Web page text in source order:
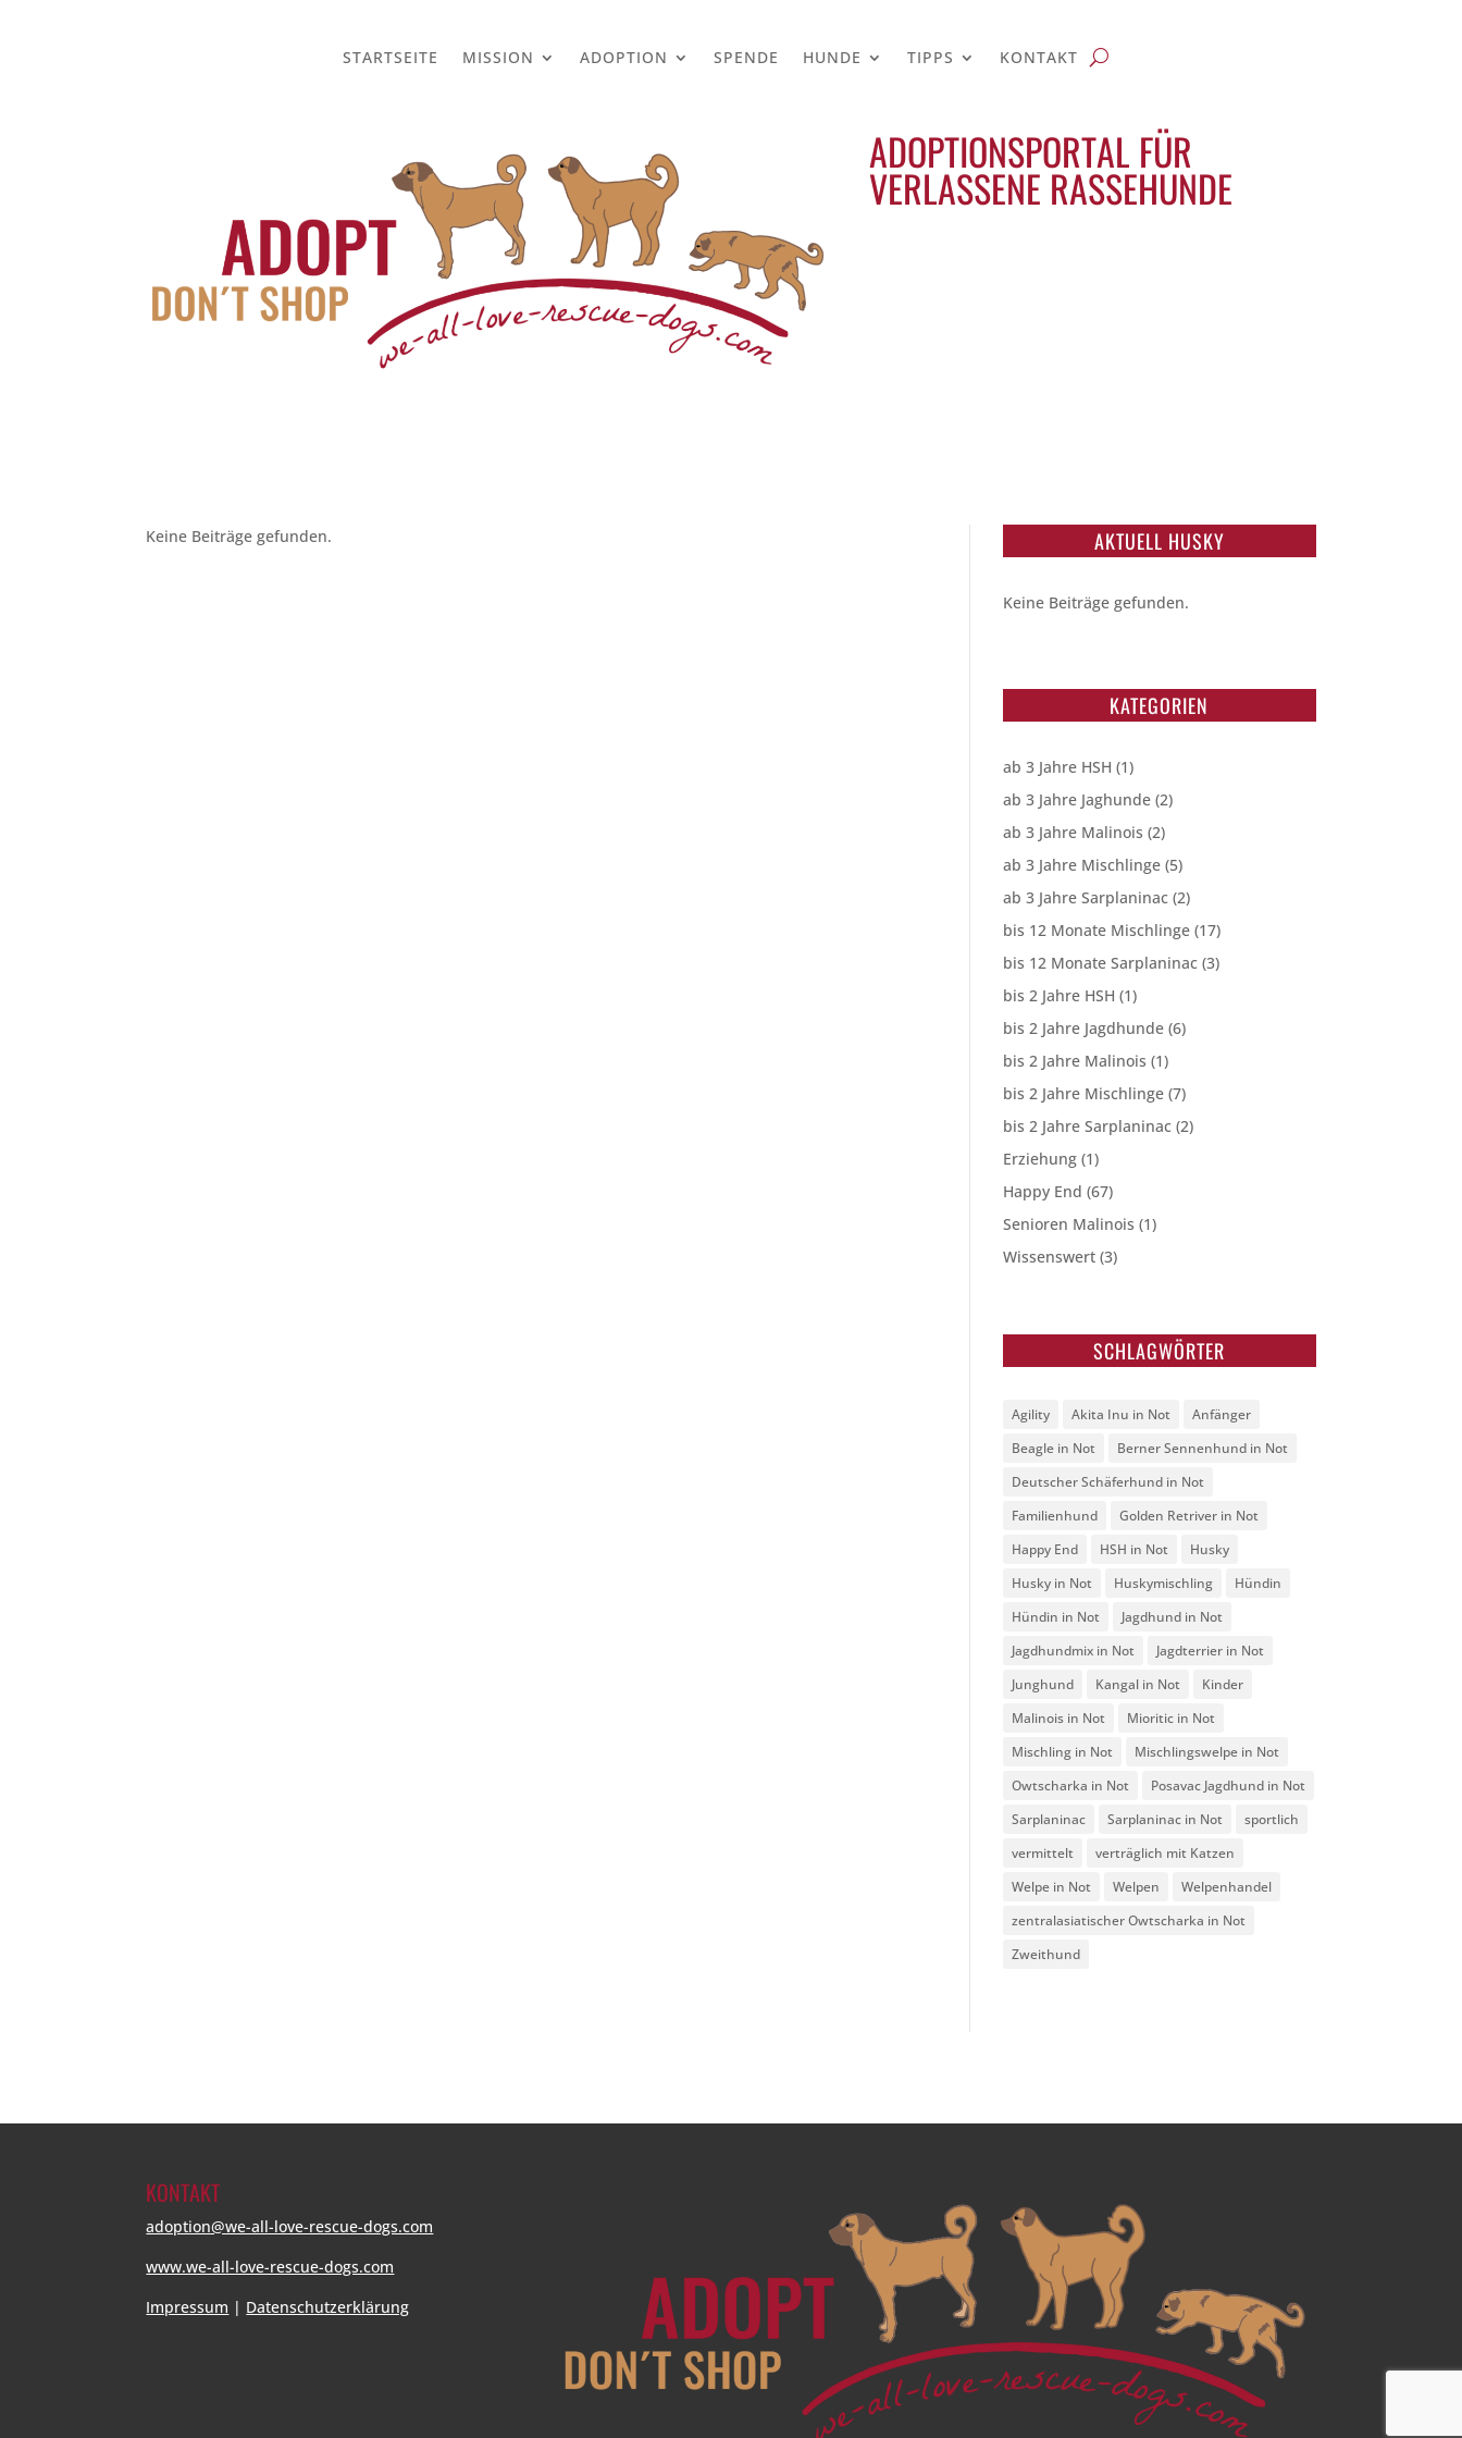
STARTSEITE MISSION ADOPTION SPENDE HUNDE TIPPS KONTAKT
ADOPTIONSPORTAL FÜR
VERLASSENE RASSEHUNDE
Keine Beiträge gefunden. AKTUELL HUSKY
Keine Beiträge gefunden.
KATEGORIEN
ab 3 Jahre HSH (1)
ab 3 Jahre Jaghunde(2)
ab 3 Jahre Malinois (2)
ab 3 Jahre Mischlinge(5)
ab 3 Jahre Sarplaninac(2)
bis 12 Monate Mischlinge(17)
bis 12 Monate Sarplaninac(3)
bis 2 Jahre HSH (1)
bis 2 Jahre Jagdhunde(6)
bis 2 Jahre Malinois (1)
bis 2 Jahre Mischlinge(7)
bis 2 Jahre Sarplaninac(2)
Erziehung(1)
Happy End (67)
Senioren Malinois (1)
Wissenswert(3)
SCHLAGWÖRTER
Agility Akita Inu in Not
Anfänger
Beagle in Not
Berner Sennenhund in Not
Deutscher Schäferhund in Not
Familienhund
Golden Retriver in Not
Happy End
HSH in Not
Husky
Husky in Not
Huskymischling
Hündin
Hündin in Not
Jagdhund in Not
Jagdhundmix in Not
Jagdterrier in Not
Junghund
Kangal in Not
Kinder
Malinois in Not
Mioritic in Not
Mischling in Not
Mischlingswelpe in Not
Owtscharka in Not
Posavac Jagdhund in Not
Sarplaninac
Sarplaninac in Not
sportlich
vermittelt
verträglich mit Katzen
Welpe in Not
Welpen
Welpenhandel
zentralasiatischer Owtscharka in Not
Zweithund
KONTAKT
adoption@we-all-love-rescue-dogs.com
www.we-all-love-rescue-dogs.com
Impressum | Datenschutzerklärung